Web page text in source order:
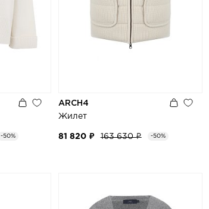
-50%
ARCH4
Жилет
81 820 ₽ 163 630 ₽ -50%